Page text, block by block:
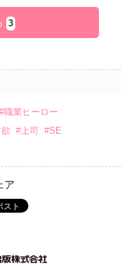
3
#職業ヒーロー
#上司 #SE
ア